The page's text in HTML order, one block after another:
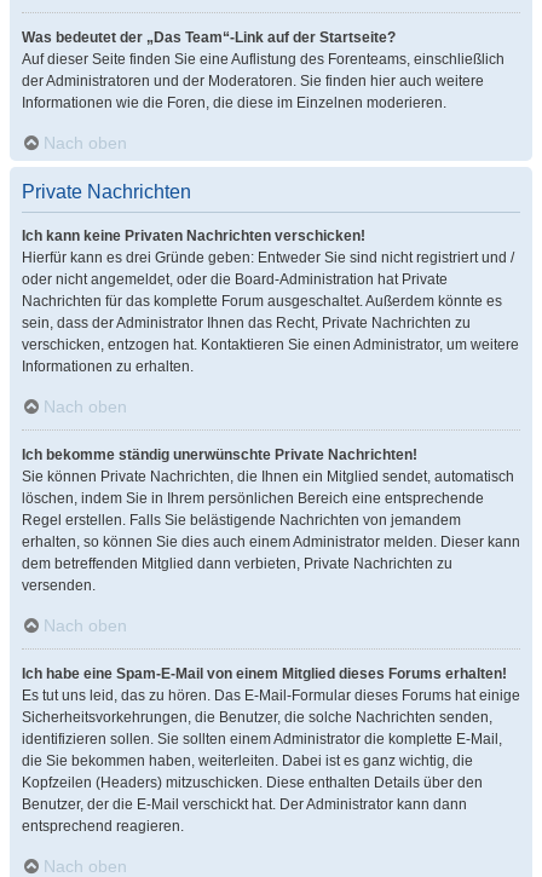
Was bedeutet der „Das Team“-Link auf der Startseite?
Auf dieser Seite finden Sie eine Auflistung des Forenteams, einschließlich
der Administratoren und der Moderatoren. Sie finden hier auch weitere
Informationen wie die Foren, die diese im Einzelnen moderieren.
Nach oben
Private Nachrichten
Ich kann keine Privaten Nachrichten verschicken!
Hierfür kann es drei Gründe geben: Entweder Sie sind nicht registriert und /
oder nicht angemeldet, oder die Board-Administration hat Private
Nachrichten für das komplette Forum ausgeschaltet. Außerdem könnte es
sein, dass der Administrator Ihnen das Recht, Private Nachrichten zu
verschicken, entzogen hat. Kontaktieren Sie einen Administrator, um weitere
Informationen zu erhalten.
Nach oben
Ich bekomme ständig unerwünschte Private Nachrichten!
Sie können Private Nachrichten, die Ihnen ein Mitglied sendet, automatisch
löschen, indem Sie in Ihrem persönlichen Bereich eine entsprechende
Regel erstellen. Falls Sie belästigende Nachrichten von jemandem
erhalten, so können Sie dies auch einem Administrator melden. Dieser kann
dem betreffenden Mitglied dann verbieten, Private Nachrichten zu
versenden.
Nach oben
Ich habe eine Spam-E-Mail von einem Mitglied dieses Forums erhalten!
Es tut uns leid, das zu hören. Das E-Mail-Formular dieses Forums hat einige
Sicherheitsvorkehrungen, die Benutzer, die solche Nachrichten senden,
identifizieren sollen. Sie sollten einem Administrator die komplette E-Mail,
die Sie bekommen haben, weiterleiten. Dabei ist es ganz wichtig, die
Kopfzeilen (Headers) mitzuschicken. Diese enthalten Details über den
Benutzer, der die E-Mail verschickt hat. Der Administrator kann dann
entsprechend reagieren.
Nach oben